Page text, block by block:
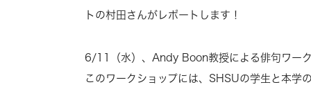
トの村田さんがレポートします！
6/11（水）、Andy Boon教授による俳句ワー
このワークショップには、SHSUの学生と本学